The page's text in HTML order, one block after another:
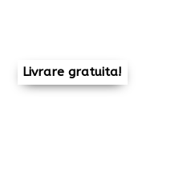
Livrare gratuita!